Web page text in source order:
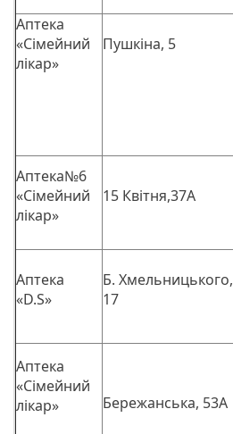
Аптека
«Сімейний
лікар»
Пушкіна, 5
Аптека№6
«Сімейний
лікар»
15 Квітня,37А
Аптека
«D.S»
Б. Хмельницького,
17
Аптека
«Сімейний
лікар»
Бережанська, 53А